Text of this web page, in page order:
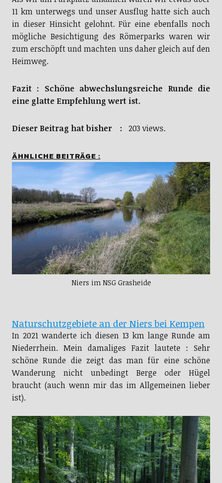
11 km unterwegs und unser Ausflug hatte sich auch
in dieser Hinsicht gelohnt. Für eine ebenfalls noch
mögliche Besichtigung des Römerparks waren wir
zum erschöpft und machten uns daher gleich auf den
Heimweg.
Fazit : Schöne abwechslungsreiche Runde die
eine glatte Empfehlung wert ist.
Dieser Beitrag hat bisher : 203 views.
ÄHNLICHE BEITRÄGE :
Niers im NSG Grasheide
Naturschutzgebiete an der Niers bei Kempen
In 2021 wanderte ich diesen 13 km lange Runde am
Niederrhein. Mein damaliges Fazit lautete : Sehr
schöne Runde die zeigt das man für eine schöne
Wanderung nicht unbedingt Berge oder Hügel
braucht (auch wenn mir das im Allgemeinen lieber
ist).